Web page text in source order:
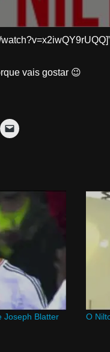
vais gostar 😉
Joseph Blatter O